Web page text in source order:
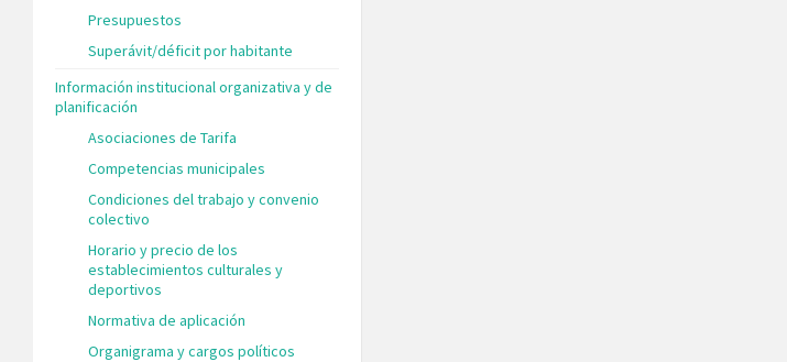
Presupuestos
Superávit/déficit por habitante
Información institucional organizativa y de
planificación
Asociaciones de Tarifa
Competencias municipales
Condiciones del trabajo y convenio
colectivo
Horario y precio de los
establecimientos culturales y
deportivos
Normativa de aplicación
Organigrama y cargos políticos